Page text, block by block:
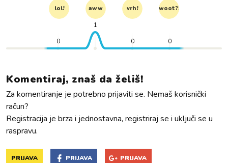
lol! aww vrh! woot?!
0
1
0 0
Komentiraj, znaš da želiš!
Za komentiranje je potrebno prijaviti se. Nemaš korisnički
račun?
Registracija je brza i jednostavna, registriraj se i uključi se u
raspravu.
PRIJAVA PRIJAVA PRIJAVA